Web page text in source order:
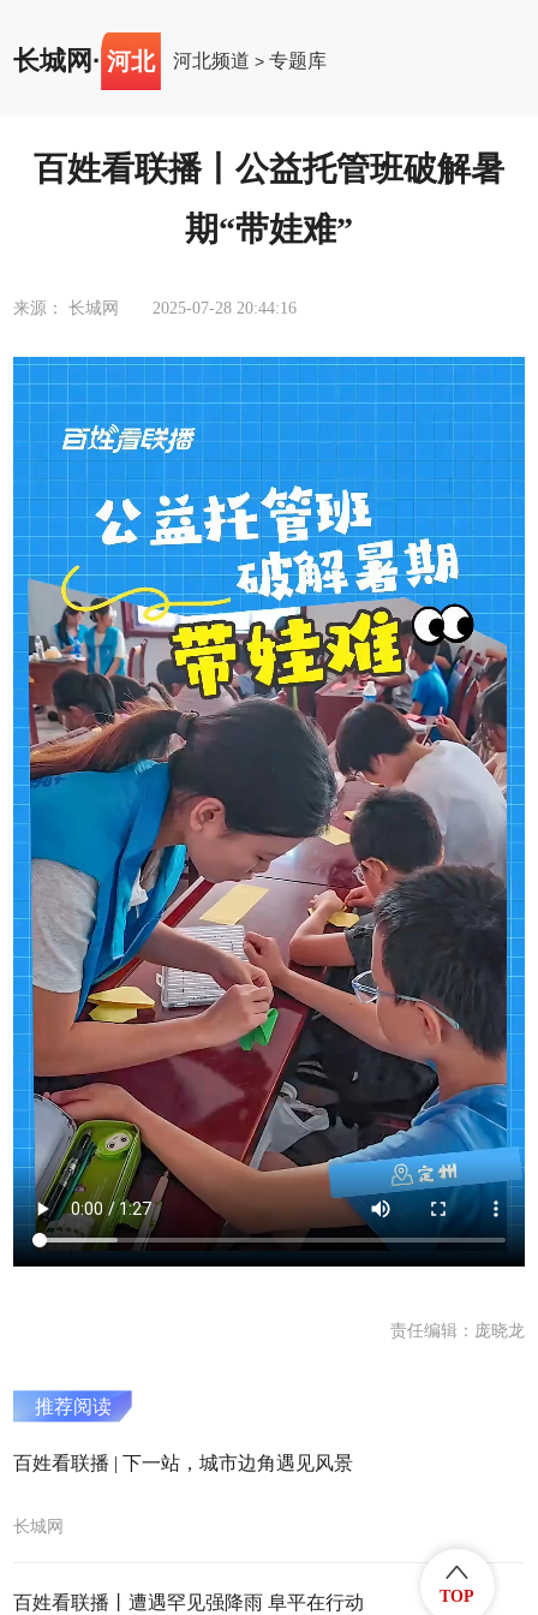
长城网 · 河北 河北频道 >专题库
百姓看联播丨公益托管班破解暑
期“带娃难”
来源： 长城网 2025-07-28 20:44:16
责任编辑：庞晓龙
推荐阅读
百姓看联播 | 下一站，城市边角遇见风景
长城网
百姓看联播丨遭遇罕见强降雨 阜平在行动 TOP